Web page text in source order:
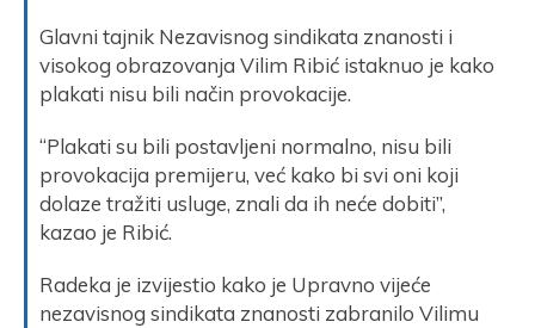
Glavni tajnik Nezavisnog sindikata znanosti i
visokog obrazovanja Vilim Ribić istaknuo je kako
plakati nisu bili način provokacije.
“Plakati su bili postavljeni normalno, nisu bili
provokacija premijeru, već kako bi svi oni koji
dolaze tražiti usluge, znali da ih neće dobiti”,
kazao je Ribić.
Radeka je izvijestio kako je Upravno vijeće
nezavisnog sindikata znanosti zabranilo Vilimu